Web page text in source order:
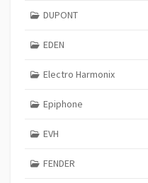
DUPONT
EDEN
Electro Harmonix
Epiphone
EVH
FENDER